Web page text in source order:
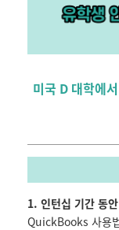
미국 D 대학에
1. 인턴십 기간 동
QuickBooks 사용